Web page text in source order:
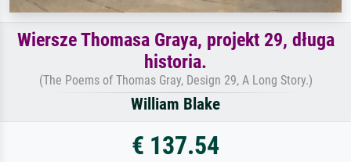
Wiersze Thomasa Graya, projekt 29, długa
historia.
(The Poems of Thomas Gray, Design 29, A Long Story.)
William Blake
€ 137.54